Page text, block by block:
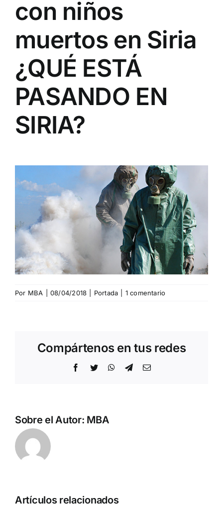
con niños
muertos en Siria
¿QUÉ ESTÁ
PASANDO EN
SIRIA?
Por MBA 08/04/2018 Portada 1 comentario
Compártenos en tus redes
Facebook
Twitter WhatsApp
TelegramCorreo
Sobre el Autor: MBA
Artículos relacionados
Acto en